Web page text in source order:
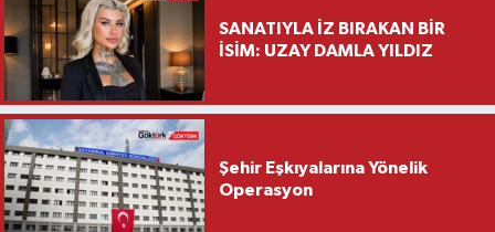
SANATIYLA İZ BIRAKAN BİR
İSİM: UZAY DAMLA YILDIZ
Şehir Eşkıyalarına Yönelik
Operasyon